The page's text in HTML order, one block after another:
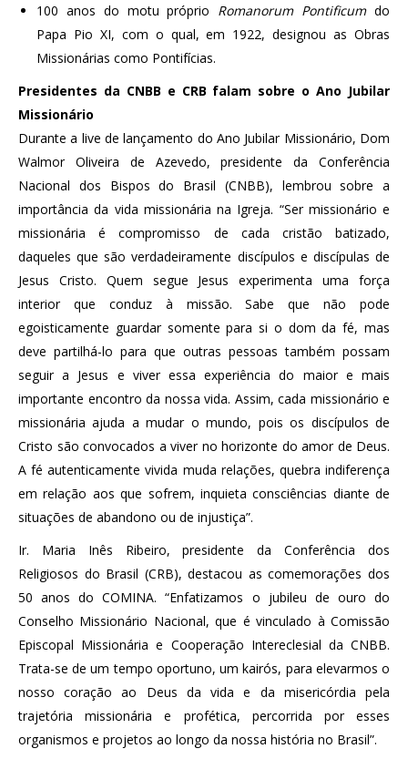
100 anos do motu próprio Romanorum Pontificumdo
Papa Pio XI, com o qual, em 1922, designou as Obras
Missionárias como Pontifícias.
Presidentes da CNBB e CRB falam sobre o Ano Jubilar
Missionário
Durante a live de lançamento do Ano Jubilar Missionário, Dom
Walmor Oliveira de Azevedo, presidente da Conferência
Nacional dos Bispos do Brasil (CNBB), lembrou sobre a
importância da vida missionária na Igreja. “Ser missionário e
missionária é compromisso de cada cristão batizado,
daqueles que são verdadeiramente discípulos e discípulas de
Jesus Cristo. Quem segue Jesus experimenta uma força
interior que conduz à missão. Sabe que não pode
egoisticamente guardar somente para si o dom da fé, mas
deve partilhá-lo para que outras pessoas também possam
seguir a Jesus e viver essa experiência do maior e mais
importante encontro da nossa vida. Assim, cada missionário e
missionária ajuda a mudar o mundo, pois os discípulos de
Cristo são convocados a viver no horizonte do amor de Deus.
A fé autenticamente vivida muda relações, quebra indiferença
em relação aos que sofrem, inquieta consciências diante de
situações de abandono ou de injustiça”.
Ir. Maria Inês Ribeiro, presidente da Conferência dos
Religiosos do Brasil (CRB), destacou as comemorações dos
50 anos do COMINA. “Enfatizamos o jubileu de ouro do
Conselho Missionário Nacional, que é vinculado à Comissão
Episcopal Missionária e Cooperação Intereclesial da CNBB.
Trata-se de um tempo oportuno, um kairós, para elevarmos o
nosso coração ao Deus da vida e da misericórdia pela
trajetória missionária e profética, percorrida por esses
organismos e projetos ao longo da nossa história no Brasil”.